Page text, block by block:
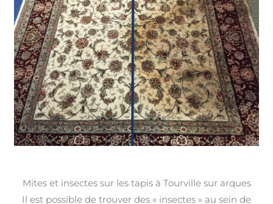
Mites et insectes sur les tapis à Tourville sur arques
Il est possible de trouver des « insectes » au sein de